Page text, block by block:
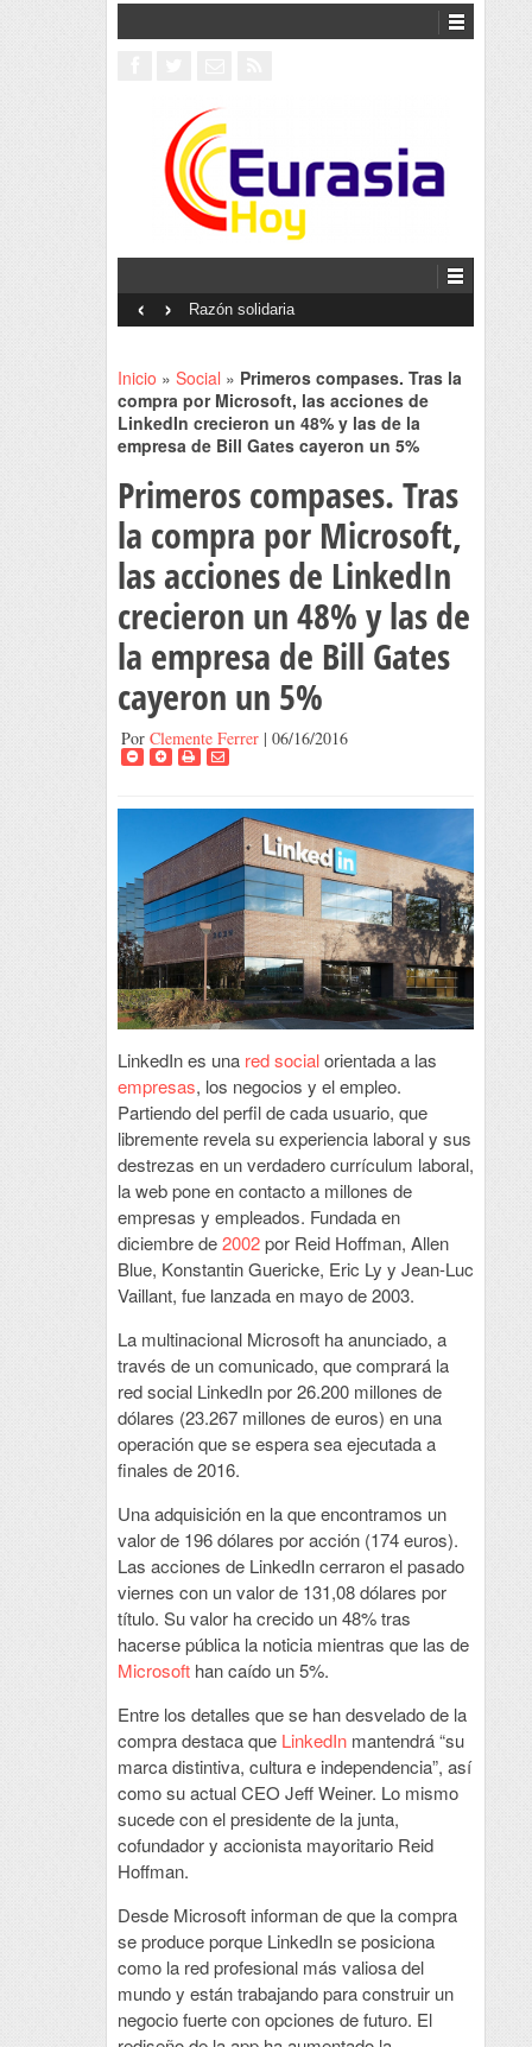
Interventionism estatal
‹ ›
Inicio » Social » Primeros compases. Tras la
compra por Microsoft, las acciones de
LinkedIn crecieron un 48% y las de la
empresa de Bill Gates cayeron un 5%
Primeros compases. Tras
la compra por Microsoft,
las acciones de LinkedIn
crecieron un 48% y las de
la empresa de Bill Gates
cayeron un 5%
Por Clemente Ferrer| 06/16/2016
LinkedIn es una red socialorientada a las
empresas, los negocios y el empleo.
Partiendo del perfil de cada usuario, que
libremente revela su experiencia laboral y sus
destrezas en un verdadero currículum laboral,
la web pone en contacto a millones de
empresas y empleados. Fundada en
diciembre de2002por Reid Hoffman, Allen
Blue, Konstantin Guericke, Eric Ly y Jean-Luc
Vaillant, fue lanzada en mayo de 2003.
La multinacional Microsoft ha anunciado, a
través de un comunicado, que comprará la
red social LinkedIn por 26.200 millones de
dólares (23.267 millones de euros) en una
operación que se espera sea ejecutada a
finales de 2016.
Una adquisición en la que encontramos un
valor de 196 dólares por acción (174 euros).
Las acciones de LinkedIn cerraron el pasado
viernes con un valor de 131,08 dólares por
título. Su valor ha crecido un 48% tras
hacerse pública la noticia mientras que las de
Microsofthan caído un 5%.
Entre los detalles que se han desvelado de la
compra destaca que LinkedInmantendrá “su
marca distintiva, cultura e independencia”, así
como su actual CEO Jeff Weiner. Lo mismo
sucede con el presidente de la junta,
cofundador y accionista mayoritario Reid
Hoffman.
Desde Microsoft informan de que la compra
se produce porque LinkedIn se posiciona
como la red profesional más valiosa del
mundo y están trabajando para construir un
negocio fuerte con opciones de futuro. El